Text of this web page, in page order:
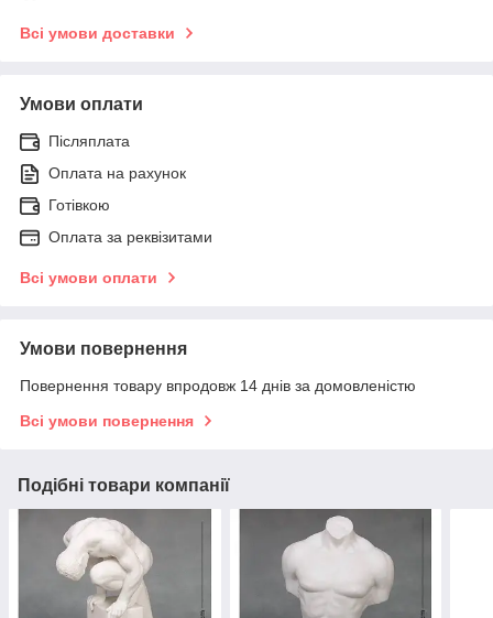
Всі умови доставки
Умови оплати
Післяплата
Оплата на рахунок
Готівкою
Оплата за реквізитами
Всі умови оплати
Умови повернення
Повернення товару впродовж 14 днів за домовленістю
Всі умови повернення
Подібні товари компанії